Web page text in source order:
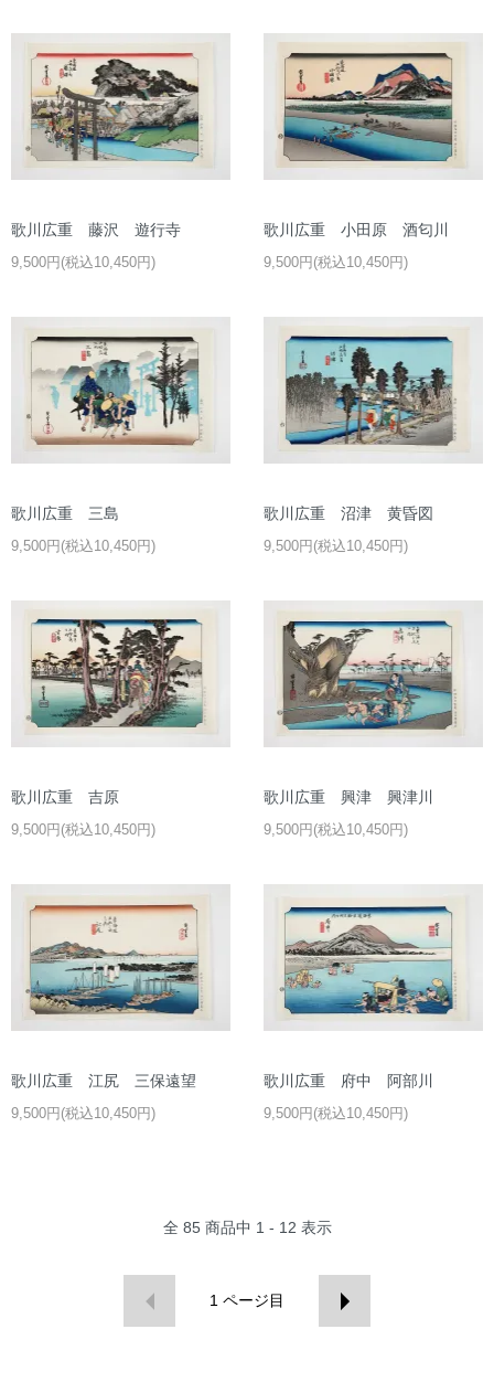
歌川広重 藤沢 遊行寺
9,500円(税込10,450円)
歌川広重 小田原 酒匂川
9,500円(税込10,450円)
歌川広重 三島
9,500円(税込10,450円)
歌川広重 沼津 黄昏図
9,500円(税込10,450円)
歌川広重 吉原
9,500円(税込10,450円)
歌川広重 興津 興津川
9,500円(税込10,450円)
歌川広重 江尻 三保遠望
9,500円(税込10,450円)
歌川広重 府中 阿部川
9,500円(税込10,450円)
全 85 商品中 1 - 12 表示
1 ページ目